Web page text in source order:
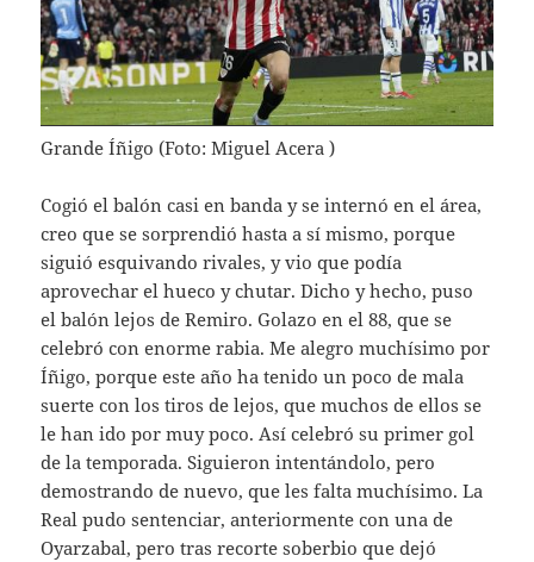
Grande Íñigo (Foto: Miguel Acera )
Cogió el balón casi en banda y se internó en el área,
creo que se sorprendió hasta a sí mismo, porque
siguió esquivando rivales, y vio que podía
aprovechar el hueco y chutar. Dicho y hecho, puso
el balón lejos de Remiro. Golazo en el 88, que se
celebró con enorme rabia. Me alegro muchísimo por
Íñigo, porque este año ha tenido un poco de mala
suerte con los tiros de lejos, que muchos de ellos se
le han ido por muy poco. Así celebró su primer gol
de la temporada. Siguieron intentándolo, pero
demostrando de nuevo, que les falta muchísimo. La
Real pudo sentenciar, anteriormente con una de
Oyarzabal, pero tras recorte soberbio que dejó